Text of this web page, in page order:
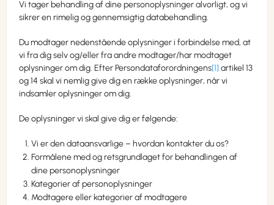
Vi tager behandling af dine personoplysninger alvorligt, og vi
sikrer en rimelig og gennemsigtig databehandling.
Du modtager nedenstående oplysninger i forbindelse med, at
vi fra dig selv og/eller fra andre modtager/har modtaget
oplysninger om dig. Efter Persondataforordningens[1] artikel 13
og 14 skal vi nemlig give dig en række oplysninger, når vi
indsamler oplysninger om dig.
De oplysninger vi skal give dig er følgende:
Vi er den dataansvarlige – hvordan kontakter du os?
Formålene med og retsgrundlaget for behandlingen af
dine personoplysninger
Kategorier af personoplysninger
Modtagere eller kategorier af modtagere